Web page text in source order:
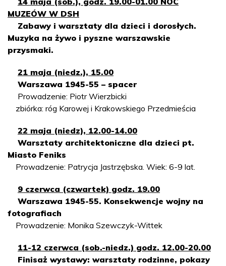
MUZEÓW W DSH
Zabawy i warsztaty dla dzieci i dorosłych.
Muzyka na żywo i pyszne warszawskie
przysmaki.
21 maja (niedz.), 15.00
Warszawa 1945-55 – spacer
Prowadzenie: Piotr Wierzbicki
zbiórka: róg Karowej i Krakowskiego Przedmieścia
22 maja (niedz), 12.00-14.00
Warsztaty architektoniczne dla dzieci pt.
Miasto Feniks
Prowadzenie: Patrycja Jastrzębska. Wiek: 6-9 lat.
9 czerwca (czwartek) godz. 19.00
Warszawa 1945-55. Konsekwencje wojny na
fotografiach
Prowadzenie: Monika Szewczyk-Wittek
11-12 czerwca (sob.-niedz.) godz. 12.00-20.00
Finisaż wystawy: warsztaty rodzinne, pokazy